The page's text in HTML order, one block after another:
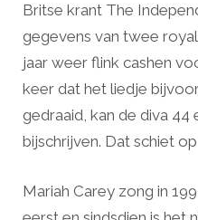
Britse krant The
gegevens van twee
jaar weer flink cashen
keer dat het liedje
gedraaid, kan de diva 44
bijschrijven. Dat schiet
Mariah Carey zong in